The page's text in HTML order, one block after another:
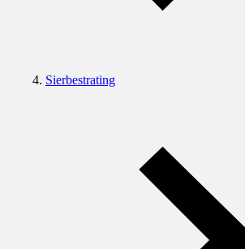
Sierbestrating